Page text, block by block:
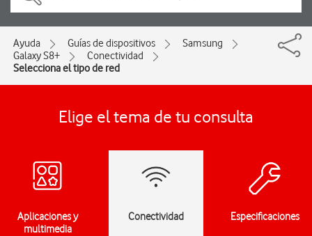
Ayuda Guías de dispositivos
Samsung
Galaxy S8+
Conectividad
Selecciona el tipo de red
Elige el tema de tu consulta
Aplicaciones y
multimedia
Conectividad Especificaciones